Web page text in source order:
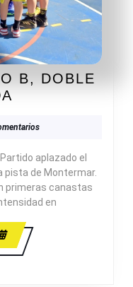
B, DOBLE
B,
JORNADA
aplazado el
pista de Montermar.
primeras canastas
en
LEER
MÁS